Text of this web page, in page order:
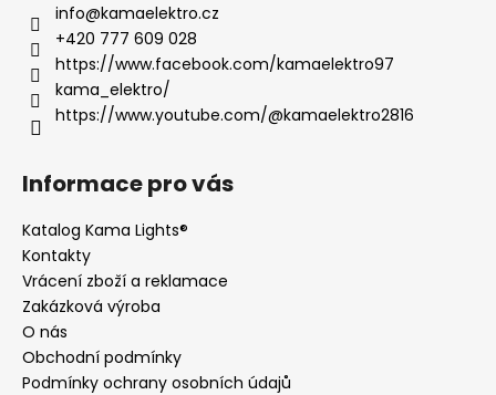
info@kamaelektro.cz
+420 777 609 028
https://www.facebook.com/kamaelektro97
kama_elektro/
https://www.youtube.com/@kamaelektro2816
Informace pro vás
Katalog Kama Lights®
Kontakty
Vrácení zboží a reklamace
Zakázková výroba
O nás
Obchodní podmínky
Podmínky ochrany osobních údajů